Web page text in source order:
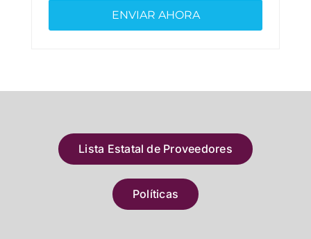
Lista Estatal de Proveedores
Políticas